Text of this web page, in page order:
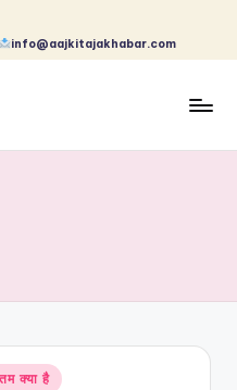
info@aajkitajakhabar.com
क्या है